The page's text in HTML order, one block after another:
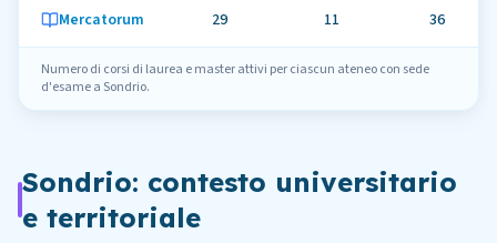
Mercatorum 29 11 36
Numero di corsi di laurea e master attivi per ciascun ateneo con sede
d'esameaSondrio.
Sondrio: contesto universitario
e territoriale